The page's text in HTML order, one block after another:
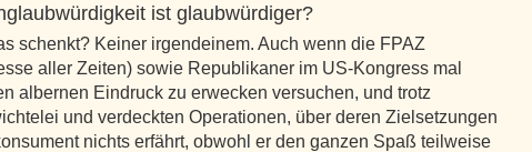
ist glaubwürdiger?
schenkt? Keiner irgendeinem. Auch wenn die FPAZ
aller Zeiten) sowie Republikaner im US-Kongress mal
albernen Eindruck zu erwecken versuchen, und trotz
und verdeckten Operationen, über deren Zielsetzungen
nichts erfährt, obwohl er den ganzen Spaß teilweise